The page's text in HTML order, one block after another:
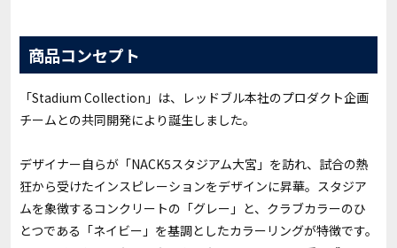
商品コンセプト
「Stadium Collection」は、レッドブル本社のプロダクト企画
チームとの共同開発により誕生しました。
デザイナー自らが「NACK5スタジアム大宮」を訪れ、試合の熱
狂から受けたインスピレーションをデザインに昇華。スタジア
ムを象徴するコンクリートの「グレー」と、クラブカラーのひ
とつである「ネイビー」を基調としたカラーリングが特徴です。